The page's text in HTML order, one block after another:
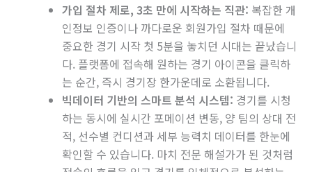
가입 절차 제로, 3초 만에 시작하는 직관: 복잡한 개
인정보 인증이나 까다로운 회원가입 절차 때문에
중요한 경기 시작 첫 5분을 놓치던 시대는 끝났습니
다. 플랫폼에 접속해 원하는 경기 아이콘을 클릭하
는 순간, 즉시 경기장 한가운데로 소환됩니다.
빅데이터 기반의 스마트 분석 시스템: 경기를 시청
하는 동시에 실시간 포메이션 변동, 양 팀의 상대 전
적, 선수별 컨디션과 세부 능력치 데이터를 한눈에
확인할 수 있습니다. 마치 전문 해설가가 된 것처럼